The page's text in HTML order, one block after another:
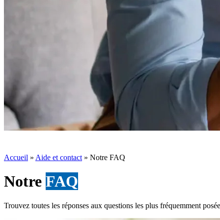
Accueil » Aide et contact » Notre FAQ
Notre FAQ
Trouvez toutes les réponses aux questions les plus fréquemment